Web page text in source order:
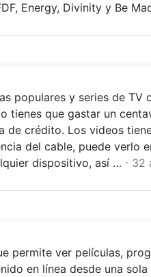
Energy, Divinity y Be
populares y series de TV
tienes que gastar un
de crédito. Los videos
del cable, puede verlo
dispositivo, así … ⋅ 32
permite ver películas,
en línea desde una